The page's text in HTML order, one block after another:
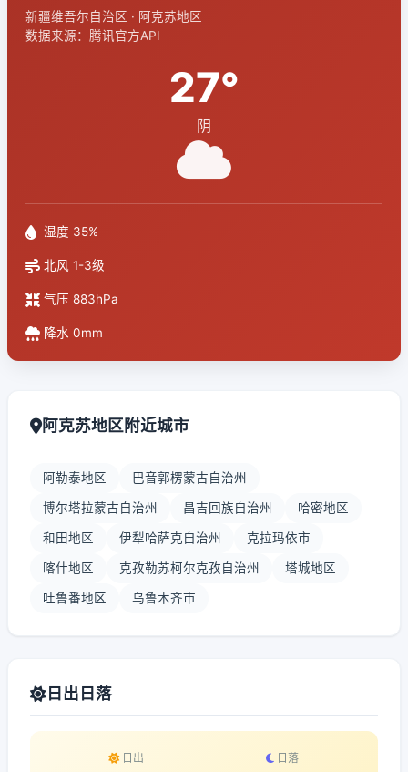
新疆维吾尔自治区 · 阿克苏地区
数据来源：腾讯官方API
27°
阴
湿度 35%
北风 1-3级
气压 883hPa
降水 0mm
阿克苏地区附近城市
阿勒泰地区 巴音郭楞蒙古自治州
博尔塔拉蒙古自治州 昌吉回族自治州 哈密地区
和田地区 伊犁哈萨克自治州 克拉玛依市
喀什地区 克孜勒苏柯尔克孜自治州 塔城地区
吐鲁番地区 乌鲁木齐市
日出日落
日出 日落